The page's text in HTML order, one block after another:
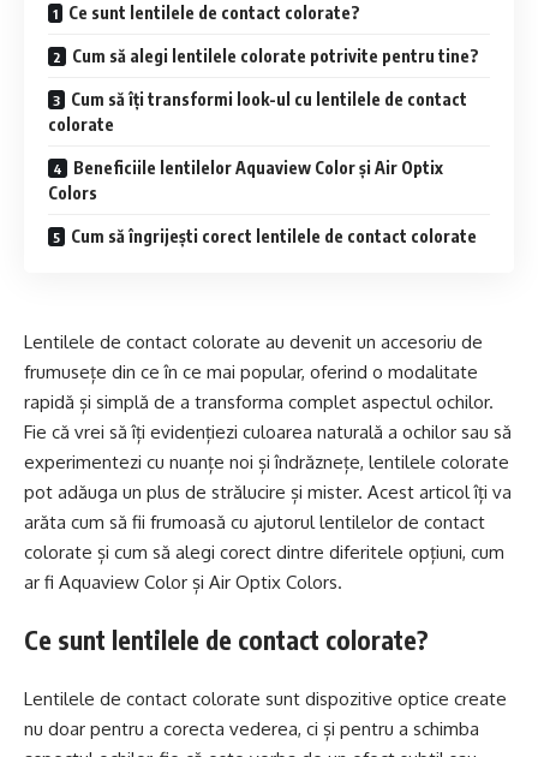
Ce sunt lentilele de contact colorate?
Cum să alegi lentilele colorate potrivite pentru tine?
Cum să îți transformi look-ul cu lentilele de contact
colorate
Beneficiile lentilelor Aquaview Color și Air Optix
Colors
Cum să îngrijești corect lentilele de contact colorate
Lentilele de contact colorate au devenit un accesoriu de
frumusețe din ce în ce mai popular, oferind o modalitate
rapidă și simplă de a transforma complet aspectul ochilor.
Fie că vrei să îți evidențiezi culoarea naturală a ochilor sau să
experimentezi cu nuanțe noi și îndrăznețe, lentilele colorate
pot adăuga un plus de strălucire și mister. Acest articol îți va
arăta cum să fii frumoasă cu ajutorul lentilelor de contact
colorate și cum să alegi corect dintre diferitele opțiuni, cum
ar fi Aquaview Color și Air Optix Colors.
Ce sunt lentilele de contact colorate?
Lentilele de contact colorate sunt dispozitive optice create
nu doar pentru a corecta vederea, ci și pentru a schimba